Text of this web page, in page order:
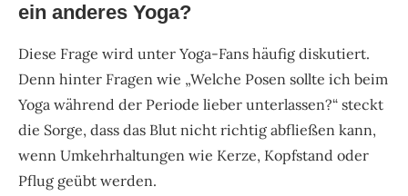
ein anderes Yoga?
Diese Frage wird unter Yoga-Fans häufig diskutiert.
Denn hinter Fragen wie „Welche Posen sollte ich beim
Yoga während der Periode lieber unterlassen?“ steckt
die Sorge, dass das Blut nicht richtig abfließen kann,
wenn Umkehrhaltungen wie Kerze, Kopfstand oder
Pflug geübt werden.